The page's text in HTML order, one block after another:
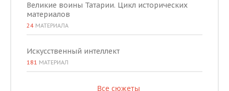
Великие воины Татарии. Цикл исторических
материалов
24 МАТЕРИАЛА
Искусственный интеллект
181 МАТЕРИАЛ
Все сюжеты